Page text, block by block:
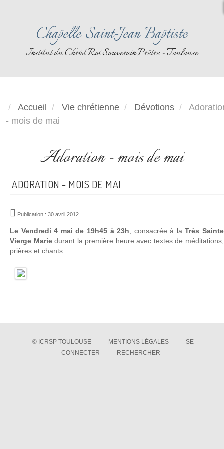
Chapelle Saint-Jean Baptiste
Institut du Christ Roi Souverain Prêtre - Toulouse
Accueil Vie chrétienne Dévotions
- mois de mai
Adoration - mois de mai
ADORATION - MOIS DE MAI
Publication : 30 avril 2012
Le Vendredi 4 mai de 19h45 à 23h, consacrée à laTrès Sainte
Vierge Mariedurant la première heure avec textes de méditations,
prières et chants.
© ICRSP TOULOUSE MENTIONS LÉGALES
SE
CONNECTER
RECHERCHER